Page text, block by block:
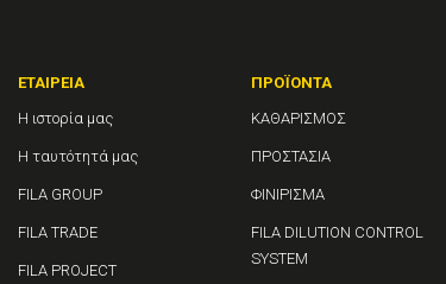
ΕΤΑΙΡΕΊΑ
Η ιστορία μας
Η ταυτότητά μας
FILA GROUP
FILA TRADE
FILA PROJECT
ΠΡΟΪΌΝΤΑ
ΚΑΘΑΡΙΣΜΟΣ
ΠΡΟΣΤΑΣΙΑ
ΦΙΝΙΡΙΣΜΑ
FILA DILUTION CONTROL
SYSTEM